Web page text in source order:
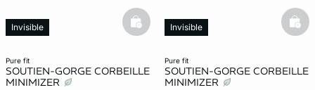
pure fit
SOUTIEN-GORGE CORBEILLE
MINIMIZER
Invisible
basketfull
pure fit
SOUTIEN-GORGE CORBEILLE
MINIMIZER
Invisible